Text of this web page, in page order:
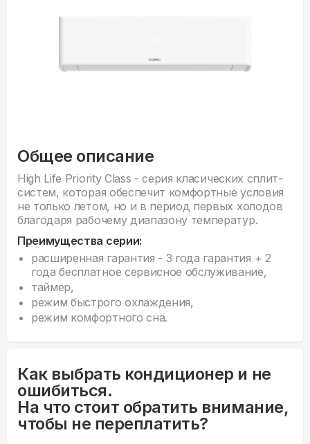
Общее описание
High Life Priority Class - серия класических сплит-
систем, которая обеспечит комфортные условия
не только летом, но и в период первых холодов
благодаря рабочему диапазону температур.
Преимущества серии:
расширенная гарантия - 3 года гарантия + 2
года бесплатное сервисное обслуживание,
таймер,
режим быстрого охлаждения,
режим комфортного сна.
Как выбрать кондиционер и не
ошибиться.
На что стоит обратить внимание,
чтобы не переплатить?